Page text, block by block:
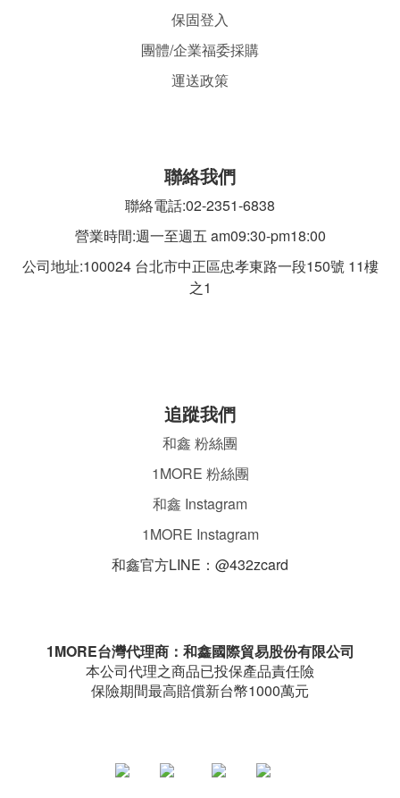
保固登入
團體/企業福委採購
運送政策
聯絡我們
聯絡電話:02-2351-6838
營業時間:週一至週五 am09:30-pm18:00
公司地址:100024 台北市中正區忠孝東路一段150號 11樓
之1
追蹤我們
和鑫 粉絲團
1MORE 粉絲團
和鑫 Instagram
1MORE Instagram
和鑫官方LINE：@432zcard
1MORE台灣代理商：和鑫國際貿易股份有限公司
本公司代理之商品已投保產品責任險
保險期間最高賠償新台幣1000萬元